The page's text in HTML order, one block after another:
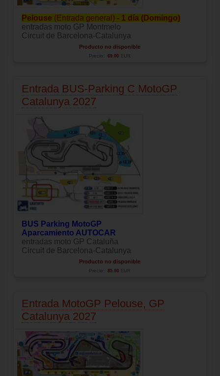
Pelouse (Entrada general) - 1 día (Domingo)
entradas moto GP Montmelo
Circuit de Barcelona-Catalunya
Producto no disponible
Precio: 69.00 EUR
Entrada BUS-Parking C MotoGP
Catalunya 2027
BUS Parking MotoGP
Aparcamiento AUTOCAR
entradas moto GP Cataluña
Circuit de Barcelona-Catalunya
Producto no disponible
Precio: 85.00 EUR
Entrada MotoGP Pelouse, GP
Catalunya 2027